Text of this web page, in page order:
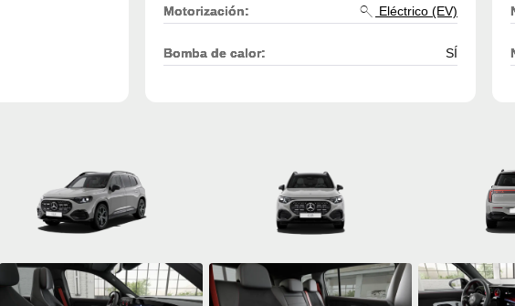
Motorización: Eléctrico (EV)
Bomba de calor: SÍ